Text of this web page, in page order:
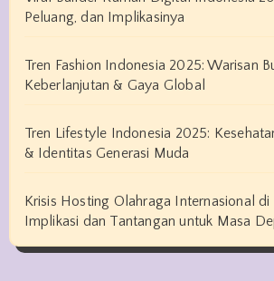
Peluang, dan Implikasinya
Tren Fashion Indonesia 2025: Warisan
Keberlanjutan & Gaya Global
Tren Lifestyle Indonesia 2025:
& Identitas Generasi Muda
Krisis Hosting Olahraga Internasional di
Implikasi dan Tantangan untuk Masa